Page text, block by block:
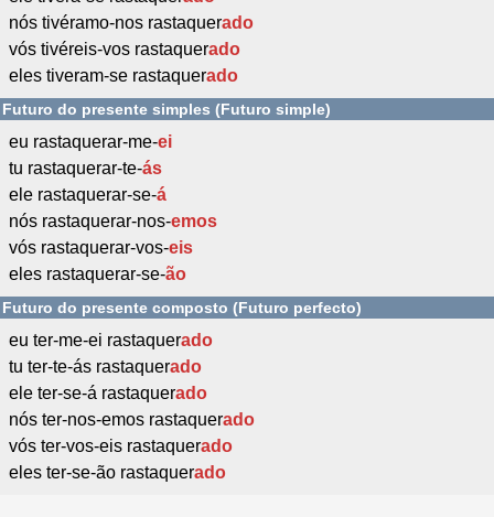
nós tivéramo-nos rastaquerado
vós tivéreis-vos rastaquerado
eles tiveram-se rastaquerado
Futuro do presente simples (Futuro simple)
eu rastaquerar-me-ei
tu rastaquerar-te-ás
ele rastaquerar-se-á
nós rastaquerar-nos-emos
vós rastaquerar-vos-eis
eles rastaquerar-se-ão
Futuro do presente composto (Futuro perfecto)
eu ter-me-ei rastaquerado
tu ter-te-ás rastaquerado
ele ter-se-á rastaquerado
nós ter-nos-emos rastaquerado
vós ter-vos-eis rastaquerado
eles ter-se-ão rastaquerado